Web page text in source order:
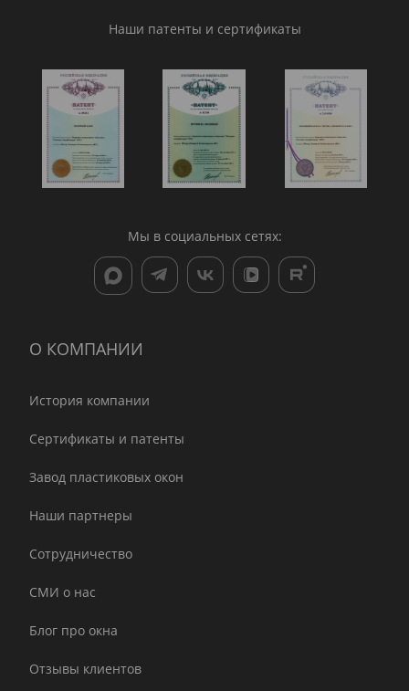
Наши патенты и сертификаты
Мы в социальных сетях:
О КОМПАНИИ
История компании
Сертификаты и патенты
Завод пластиковых окон
Наши партнеры
Сотрудничество
СМИ о нас
Блог про окна
Отзывы клиентов